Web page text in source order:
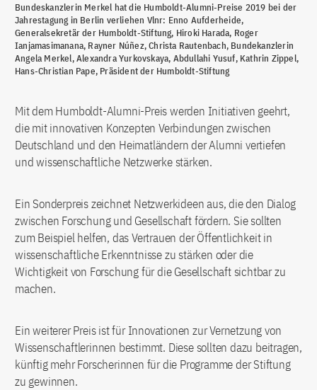
Bundeskanzlerin Merkel hat die Humboldt-Alumni-Preise 2019 bei der
Jahrestagung in Berlin verliehen Vlnr: Enno Aufderheide,
Generalsekretär der Humboldt-Stiftung, Hiroki Harada, Roger
Ianjamasimanana, Rayner Núñez, Christa Rautenbach, Bundekanzlerin
Angela Merkel, Alexandra Yurkovskaya, Abdullahi Yusuf, Kathrin Zippel,
Hans-Christian Pape, Präsident der Humboldt-Stiftung
Mit dem Humboldt-Alumni-Preis werden Initiativen geehrt,
die mit innovativen Konzepten Verbindungen zwischen
Deutschland und den Heimatländern der Alumni vertiefen
und wissenschaftliche Netzwerke stärken.
Ein Sonderpreis zeichnet Netzwerkideen aus, die den Dialog
zwischen Forschung und Gesellschaft fördern. Sie sollten
zum Beispiel helfen, das Vertrauen der Öffentlichkeit in
wissenschaftliche Erkenntnisse zu stärken oder die
Wichtigkeit von Forschung für die Gesellschaft sichtbar zu
machen.
Ein weiterer Preis ist für Innovationen zur Vernetzung von
Wissenschaftlerinnen bestimmt. Diese sollten dazu beitragen,
künftig mehr Forscherinnen für die Programme der Stiftung
zu gewinnen.